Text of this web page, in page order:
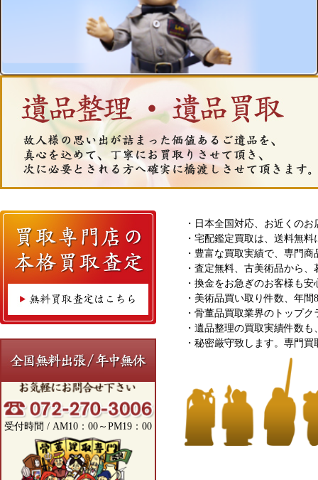
受付時間 / AM10：00～PM19：00
・日本全国対応、お近くの
・宅配鑑定買取は、送料無
・豊富な買取実績で、専門
・査定無料、古美術品から
・換金をお急ぎのお客様も
・美術品買い取り件数、年
・骨董品買取業界のトップ
・遺品整理の買取実績件数
・秘密厳守致します。専門